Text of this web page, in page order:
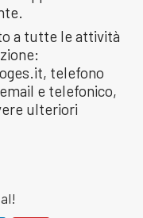
a tutte le attività
telefono
e telefonico,
ulteriori